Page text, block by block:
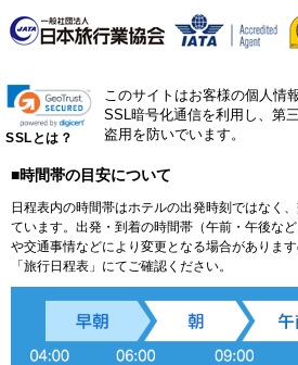
SSLとは？
このサイトはお客様の個人情
SSL暗号化通信を利用し、第
盗用を防いでいます。
■時間帯の目安について
日程表内の時間帯はホテルの出発時刻ではなく
ています。出発・到着の時間帯（午前・午後な
や交通事情などにより変更となる場合がありま
「旅行日程表」にてご確認ください。